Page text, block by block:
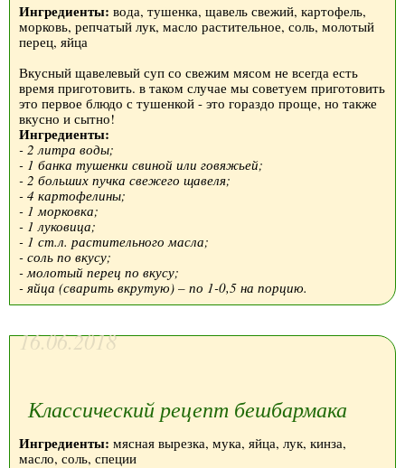
Ингредиенты: вода, тушенка, щавель свежий, картофель,
морковь, репчатый лук, масло растительное, соль, молотый
перец, яйца
Вкусный щавелевый суп со свежим мясом не всегда есть
время приготовить. в таком случае мы советуем приготовить
это первое блюдо с тушенкой - это гораздо проще, но также
вкусно и сытно!
Ингредиенты:
- 2 литра воды;
- 1 банка тушенки свиной или говяжьей;
- 2 больших пучка свежего щавеля;
- 4 картофелины;
- 1 морковка;
- 1 луковица;
- 1 ст.л. растительного масла;
- соль по вкусу;
- молотый перец по вкусу;
- яйца (сварить вкрутую) – по 1-0,5 на порцию.
16.06.2018
Классический рецепт бешбармака
Ингредиенты: мясная вырезка, мука, яйца, лук, кинза,
масло, соль, специи